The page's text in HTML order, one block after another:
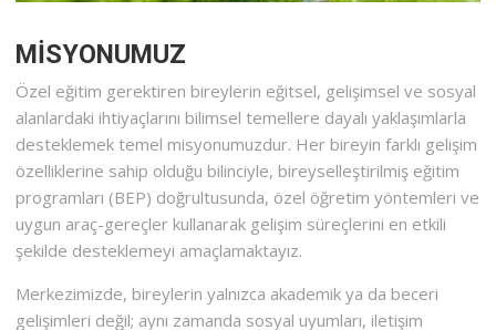
MİSYONUMUZ
Özel eğitim gerektiren bireylerin eğitsel, gelişimsel ve sosyal
alanlardaki ihtiyaçlarını bilimsel temellere dayalı yaklaşımlarla
desteklemek temel misyonumuzdur. Her bireyin farklı gelişim
özelliklerine sahip olduğu bilinciyle, bireyselleştirilmiş eğitim
programları (BEP) doğrultusunda, özel öğretim yöntemleri ve
uygun araç-gereçler kullanarak gelişim süreçlerini en etkili
şekilde desteklemeyi amaçlamaktayız.
Merkezimizde, bireylerin yalnızca akademik ya da beceri
gelişimleri değil; aynı zamanda sosyal uyumları, iletişim